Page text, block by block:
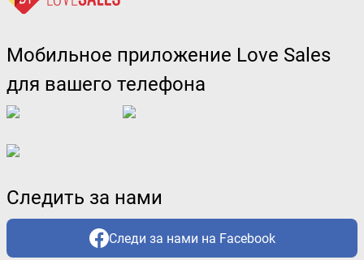
Мобильное приложение Love Sales
для вашего телефона
Следить за нами
Следи за нами на Facebook